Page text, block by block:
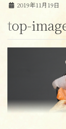
2019年11月19日
top-